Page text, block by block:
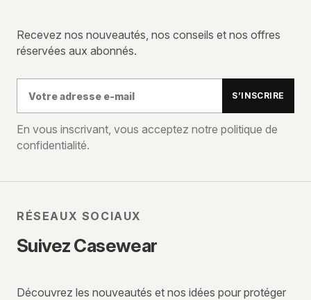
Recevez nos nouveautés, nos conseils et nos offres
réservées aux abonnés.
e-
mail
S’INSCRIRE
En vous inscrivant, vous acceptez notre politique de
confidentialité.
RÉSEAUX SOCIAUX
Suivez Casewear
Découvrez les nouveautés et nos idées pour protéger